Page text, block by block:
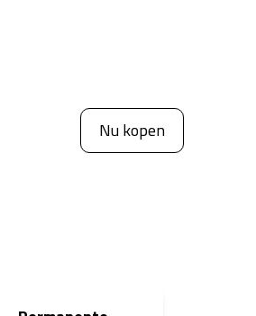
Nu kopen